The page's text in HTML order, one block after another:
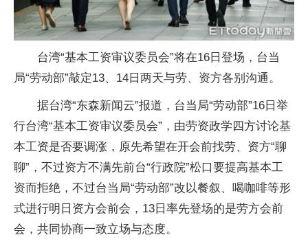
台湾“基本工资审议委员会”将在16日登场，台当
局“劳动部”敲定13、14日两天与劳、资方各别沟通。
据台湾“东森新闻云”报道，台当局“劳动部”16日举
行台湾“基本工资审议委员会”，由劳资政学四方讨论基
本工资是否要调涨，原先希望在开会前找劳、资方“聊
聊”，不过资方不满先前台“行政院”松口要提高基本工
资而拒绝，不过台当局“劳动部”改以餐叙、喝咖啡等形
式进行明日资方会前会，13日率先登场的是劳方会前
会，共同协商一致立场与态度。